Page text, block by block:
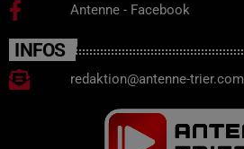
Antenne - Facebook
INFOS
redaktion@antenne-trier.com